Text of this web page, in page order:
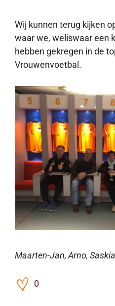
Wij kunnen terug kijken
waar we, weliswaar een
hebben gekregen in de
Vrouwenvoetbal.
Maarten-Jan, Arno,
0